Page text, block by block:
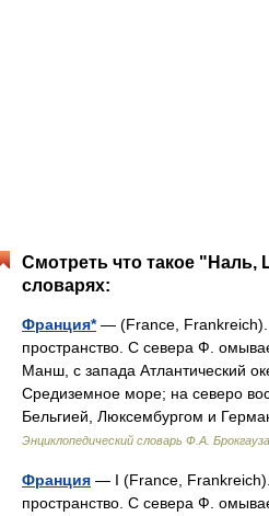
Смотреть что такое "Наль,
словарях:
Франция*— (France, Frankreich).
пространство. С севера Ф.
Манш, с запада Атлантический
Средиземное море; на северо
Бельгией, Люксембургом и
Энциклопедический словарь Ф.А.
Франция — I (France,
пространство. С севера Ф.